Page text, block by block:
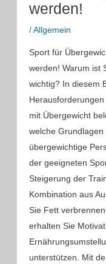
werden!
/Allgemein
Sport für
werden! Warum ist
wichtig? In diesem
mit Übergewicht
welche
übergewichtige
der geeigneten
Steigerung der
Kombination aus
Sie Fett
erhalten Sie
unterstützen. Mit